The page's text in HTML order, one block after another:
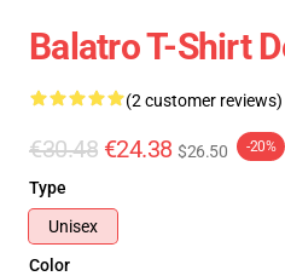
Balatro T-Shirt
(2 customer reviews)
€30.48 €24.38 $26.50 -20%
Type
Unisex
Color